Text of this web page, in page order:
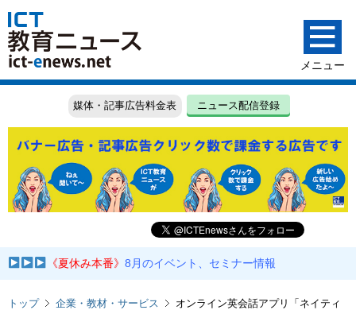
媒体・記事広告料金表 ニュース配信登録
《夏休み本番》8月のイベント、セミナー情報
トップ 企業・教材・サービス
オンライン英会話アプリ「ネイティ